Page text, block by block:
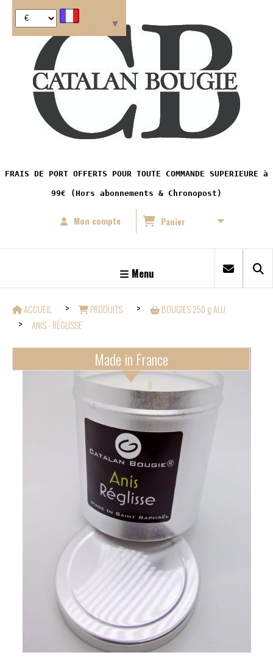
FRAIS DE PORT OFFERTS POUR TOUTE COMMANDE SUPERIEURE à
99€ (Hors abonnements & Chronopost)
Mon compte Panier
Menu
ACCUEIL PRODUITS
BOUGIES 250 g ALU
ANIS - RÉGLISSE
Made in France
▼